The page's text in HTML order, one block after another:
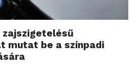
zajszigetelésű
mutat be a színpadi